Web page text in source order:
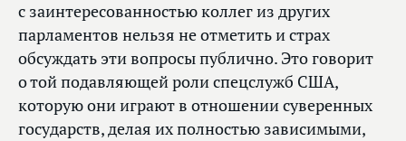
с заинтересованностью коллег из других
парламентов нельзя не отметить и страх
обсуждать эти вопросы публично. Это говорит
о той подавляющей роли спецслужб США,
которую они играют в отношении суверенных
государств, делая их полностью зависимыми,